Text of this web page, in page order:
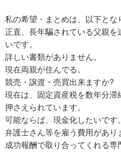
私の希望・まとめは、以下とな
正直、長年騙されている父親
いです。
詳しい書類がありません。
現在両親が住んでる。
競売・譲渡・売買出来ますか?
現在は、固定資産税を数年分
押さえられています。
可能ならば、現金化したいです。
弁護士さん等を雇う費用があり
成功報酬で取り合ってくれる